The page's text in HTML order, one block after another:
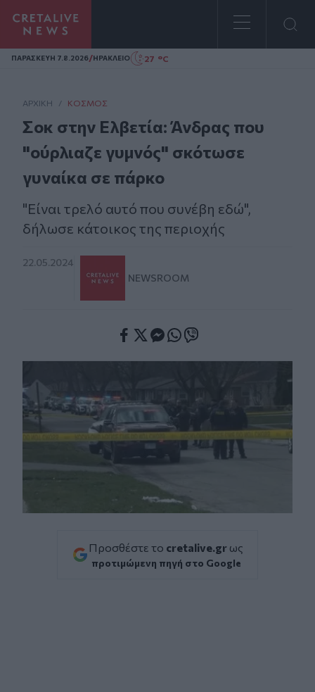
Homepage
ΠΑΡΑΣΚΕΥΗ 7.8.2026/ΗΡΑΚΛΕΙΟ 27 °C
ΑΡΧΙΚΗ / ΚΌΣΜΟΣ
Σοκ στην Ελβετία: Άνδρας που
"ούρλιαζε γυμνός" σκότωσε
γυναίκα σε πάρκο
"Είναι τρελό αυτό που συνέβη εδώ",
δήλωσε κάτοικος της περιοχής
22.05.2024
NEWSROOM
Προσθέστε το cretalive.gr ως
προτιμώμενη πηγή στο Google